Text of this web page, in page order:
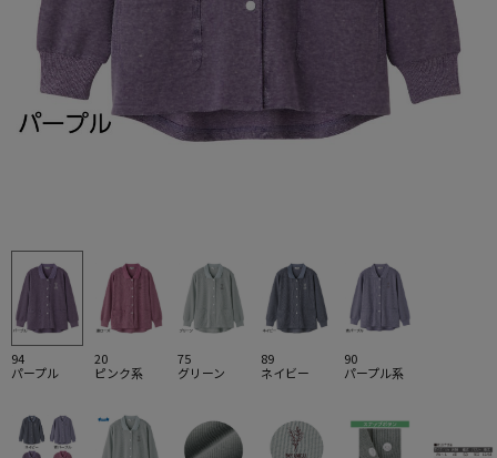
94
パープル
20
ピンク系
75
グリーン
89
ネイビー
90
パープル系